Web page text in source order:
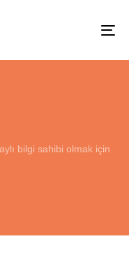
bilgi sahibi olmak için